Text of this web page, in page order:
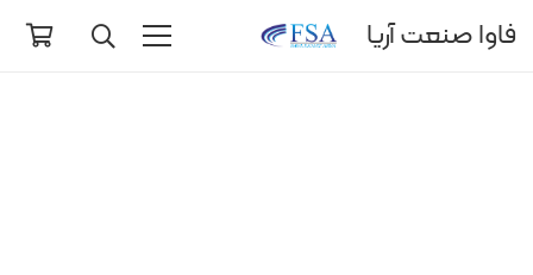
فاوا صنعت آریا